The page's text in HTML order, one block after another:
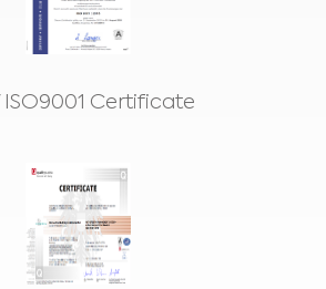
ÄRZTLICHE BERATUNG
unter anderem Text, Grafiken, Bilder und andere auf
bzw. Angehörige von Gesundheitsberufen
Inhaber dieser Website kann nicht für Fehler, Ungenauigkeiten
verantwortlich gemacht werden, die auf dieser
Website oder in verlinkten Inhalten zu finden sind.
Inhalte dieser Website dienen als Ersatz für professionellen
Rat, Diagnosen oder Behandlungen. Lassen Sie sich bei Fragen
oder Ihrer Behandlung immer von Ihrem Arzt
im Gesundheitswesen / bin Angehörige(r)
ISO9001 Certificate